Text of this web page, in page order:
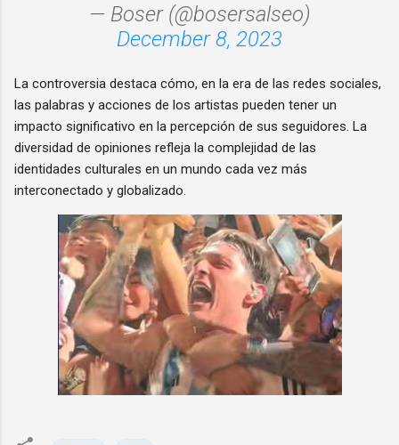
— Boser (@bosersalseo)
December 8, 2023
La controversia destaca cómo, en la era de las redes sociales,
las palabras y acciones de los artistas pueden tener un
impacto significativo en la percepción de sus seguidores. La
diversidad de opiniones refleja la complejidad de las
identidades culturales en un mundo cada vez más
interconectado y globalizado.